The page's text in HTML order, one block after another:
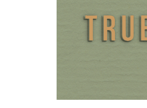
werden. Die Abfüllung
lichtgeschütztes